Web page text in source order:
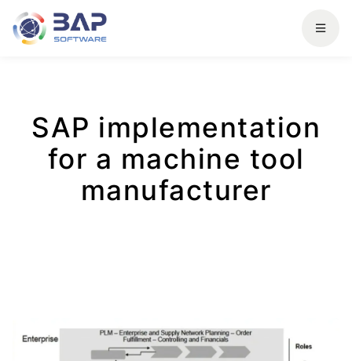
SAP implementation
for a machine tool
manufacturer